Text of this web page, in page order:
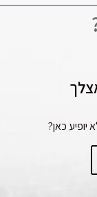
יופיע כאן?